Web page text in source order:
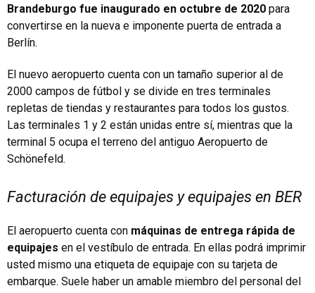
Brandeburgo fue inaugurado en octubre de 2020 para
convertirse en la nueva e imponente puerta de entrada a
Berlín.
El nuevo aeropuerto cuenta con un tamaño superior al de
2000 campos de fútbol y se divide en tres terminales
repletas de tiendas y restaurantes para todos los gustos.
Las terminales 1 y 2 están unidas entre sí, mientras que la
terminal 5 ocupa el terreno del antiguo Aeropuerto de
Schönefeld.
Facturación de equipajes y equipajes en BER
El aeropuerto cuenta con máquinas de entrega rápida de
equipajes en el vestíbulo de entrada. En ellas podrá imprimir
usted mismo una etiqueta de equipaje con su tarjeta de
embarque. Suele haber un amable miembro del personal del